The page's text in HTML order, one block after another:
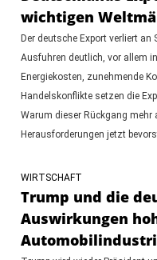
wichtigen
Der deutsche Export verliert
Ausfuhren deutlich, vor allem
Energiekosten, zunehmende
Handelskonflikte setzen die
Warum dieser Rückgang
Herausforderungen jetzt
WIRTSCHAFT
Trump und die
Auswirkungen